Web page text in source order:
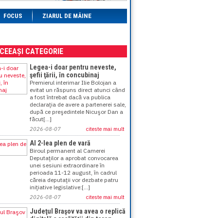
FOCUS ZIARUL DE MÂINE
CATEGORIE
Legea-i doar pentru neveste,
şefii ţării, în concubinaj
Premierul interimar Ilie Bolojan a
evitat un răspuns direct atunci când
a fost întrebat dacă va publica
declaraţia de avere a partenerei sale,
după ce preşedintele Nicuşor Dan a
făcut[...]
2026-08-07 citeste mai mult
Al 2-lea plen de vară
Biroul permanent al Camerei
Deputaţilor a aprobat convocarea
unei sesiuni extraordinare în
perioada 11-12 august, în cadrul
căreia deputaţii vor dezbate patru
iniţiative legislative:[...]
2026-08-07 citeste mai mult
Judeţul Braşov va avea o replică